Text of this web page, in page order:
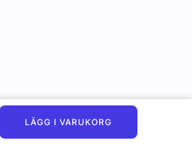
LÄGG I VARUKORG